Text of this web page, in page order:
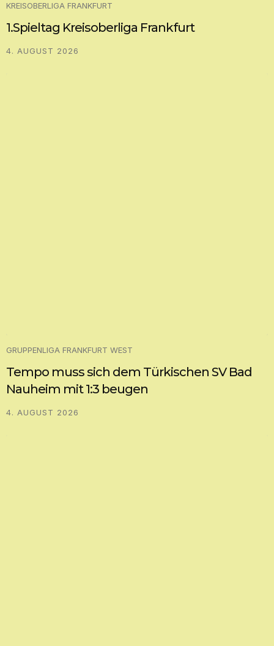
KREISOBERLIGA FRANKFURT
1.Spieltag Kreisoberliga Frankfurt
4. AUGUST 2026
GRUPPENLIGA FRANKFURT WEST
Tempo muss sich dem Türkischen SV Bad
Nauheim mit 1:3 beugen
4. AUGUST 2026